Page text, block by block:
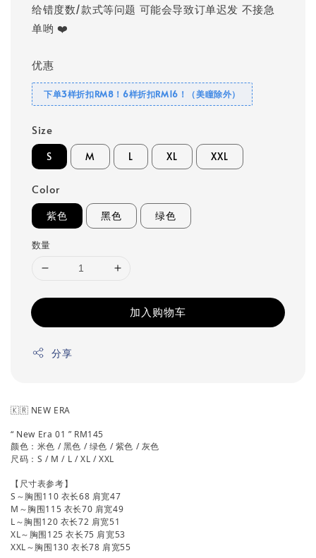
给错度数/款式等问题 可能会导致订单迟发 不接急
单哟 ❤️
优惠
下单3样折扣RM8！6样折扣RM16！（美瞳除外）
Size
S M L XL XXL
Color
紫色 黑色 绿色
数量
加入购物车
分享
🇰🇷 NEW ERA
“ New Era 01 ” RM145
颜色：米色 / 黑色 / 绿色 / 紫色 / 灰色
尺码：S / M / L / XL / XXL
【尺寸表参考】
S～胸围110 衣长68 肩宽47
M～胸围115 衣长70 肩宽49
L～胸围120 衣长72 肩宽51
XL～胸围125 衣长75 肩宽53
XXL～胸围130 衣长78 肩宽55